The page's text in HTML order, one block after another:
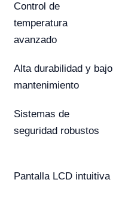
Control de
temperatura
avanzado
Alta durabilidad y bajo
mantenimiento
Sistemas de
seguridad robustos
Pantalla LCD intuitiva